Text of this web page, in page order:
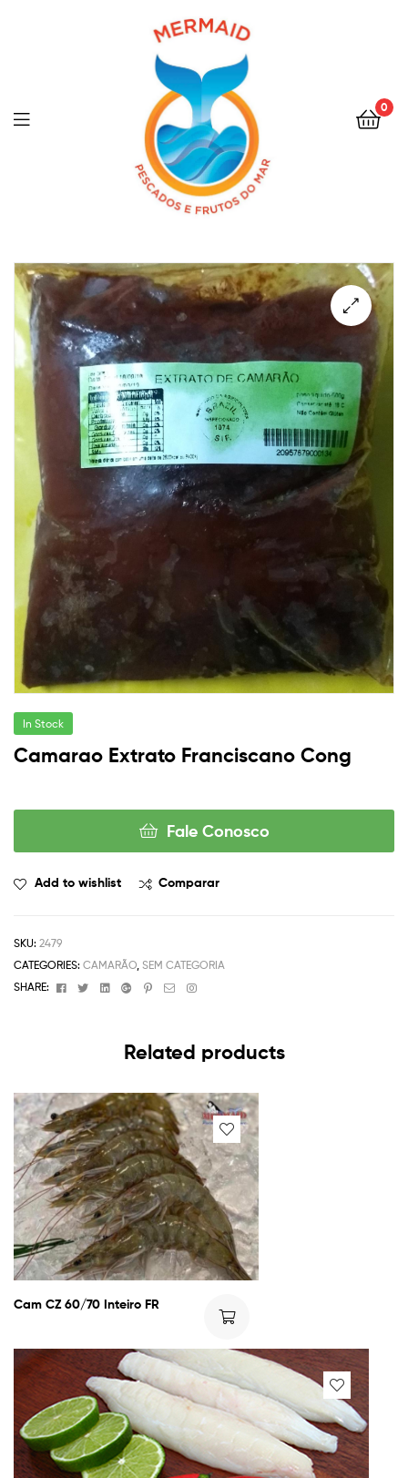
0
Menu
🔍
In Stock
Camarao Extrato Franciscano Cong
Fale Conosco
Add to wishlist Comparar
SKU: 2479
CATEGORIES: CAMARÃO SEM CATEGORIA
SHARE:
FacebookTwitterLinkedinGoogle+Pinterest
EmailInstagram
Related products
Cam CZ 60/70 Inteiro FR